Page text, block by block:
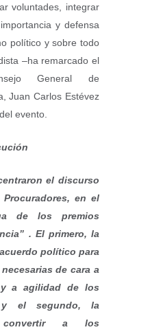
voluntades, integrar
y defensa
político y sobre todo
–ha remarcado el
General de
Juan Carlos Estévez
evento.
el discurso
en el
de los premios
. El primero, la
político para
de cara a
a agilidad de los
y el segundo, la
convertir a los